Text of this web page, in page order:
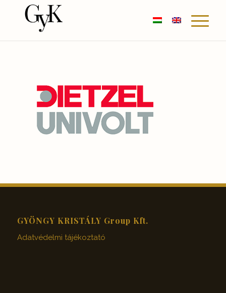
GYÖNGY KRISTÁLY Group Kft.
Adatvédelmi tájékoztató